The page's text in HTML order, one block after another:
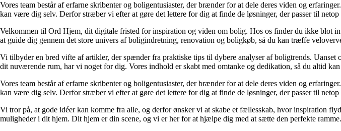
Vores team består af erfarne skribenter og boligentusiaster, der brænder for at dele deres viden og
kan være dig selv. Derfor stræber vi efter at gøre det lettere for dig at finde de løsninger, der passer til netop
Velkommen til Ord Hjem, dit digitale fristed for inspiration og viden om bolig. Hos os finder du ikke blot
at guide dig gennem det store univers af boligindretning, renovation og boligkøb, så du kan træffe
Vi tilbyder en bred vifte af artikler, der spænder fra praktiske tips til dybere analyser af boligtrends.
dit nuværende rum, har vi noget for dig. Vores indhold er skabt med omtanke og dedikation, så du altid
Vores team består af erfarne skribenter og boligentusiaster, der brænder for at dele deres viden og
kan være dig selv. Derfor stræber vi efter at gøre det lettere for dig at finde de løsninger, der passer til netop
Vi tror på, at gode idéer kan komme fra alle, og derfor ønsker vi at skabe et fællesskab, hvor inspiration
muligheder i dit hjem. Dit hjem er din scene, og vi er her for at hjælpe dig med at sætte den perfekte ramme.